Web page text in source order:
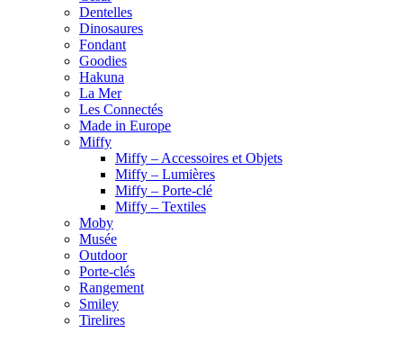
Dentelles
Dinosaures
Fondant
Goodies
Hakuna
La Mer
Les Connectés
Made in Europe
Miffy
Miffy – Accessoires et Objets
Miffy – Lumières
Miffy – Porte-clé
Miffy – Textiles
Moby
Musée
Outdoor
Porte-clés
Rangement
Smiley
Tirelires